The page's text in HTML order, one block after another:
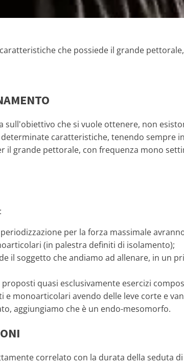
che possiede il grande
sull'obiettivo che si vuole ottenere, non
caratteristiche, tenendo sempre
grande pettorale, con frequenza mono
per la forza massimale
(in palestra definiti di isolamento);
il soggetto che andiamo ad allenare, in un
quasi esclusivamente esercizi
monoarticolari avendo delle leve corte e
aggiungiamo che è un endo-mesomorfo.
correlato con la durata della seduta